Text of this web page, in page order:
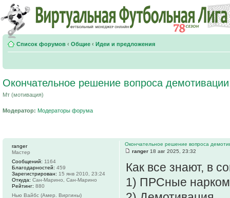
Список форумов ‹ Общие ‹ Идеи и предложения
Окончательное решение вопроса
Мт (мотивация)
Модератор: Модераторы форума
Окончательное решение вопроса
ranger 18 авг 2025, 23:32
Как все знают, в
1) ПРСные
ranger
Мастер
Сообщений: 1164
Благодарностей: 459
Зарегистрирован: 15 янв 2010, 23:24
Откуда: Сан-Марино, Сан-Марино
Рейтинг: 880
Нью Вайбс (Амер. Виргины)